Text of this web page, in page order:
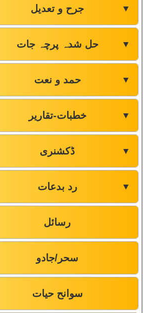
جرح و تعدیل ▼
حل شدہ پرچہ جات ▼
حمد و نعت ▼
خطبات-تقاریر ▼
ڈکشنری ▼
رد بدعات ▼
رسائل
سحر/جادو
سوانح حیات